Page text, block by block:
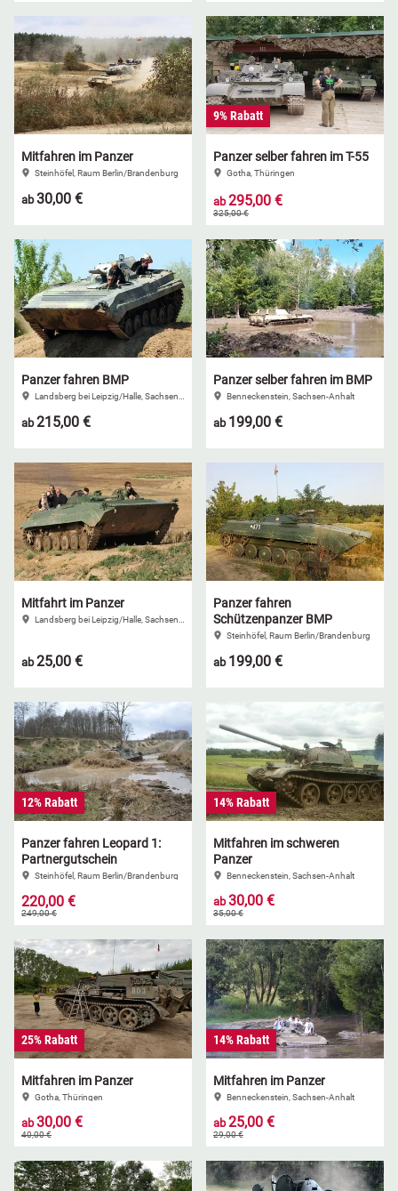
Mitfahren im Panzer
Steinhöfel, Raum Berlin/Brandenburg
ab30,00 €
9% Rabatt
Panzer selber fahren im T-55
Gotha, Thüringen
ab295,00 €
325,00 €
Panzer fahren BMP
Landsberg bei Leipzig/Halle, Sachsen-Anhalt
ab215,00 €
Panzer selber fahren im BMP
Benneckenstein, Sachsen-Anhalt
ab 199,00 €
Mitfahrt im Panzer
Landsberg bei Leipzig/Halle, Sachsen-Anhalt
ab25,00 €
Panzer fahren
Schützenpanzer BMP
Steinhöfel, Raum Berlin/Brandenburg
ab 199,00 €
12% Rabatt
Panzer fahren Leopard 1:
Partnergutschein
Steinhöfel, Raum Berlin/Brandenburg
220,00 €
249,00 €
14% Rabatt
Mitfahren im schweren
Panzer
Benneckenstein, Sachsen-Anhalt
ab30,00 €
35,00 €
25% Rabatt
Mitfahren im Panzer
Gotha, Thüringen
ab30,00 €
40,00 €
14% Rabatt
Mitfahren im Panzer
Benneckenstein, Sachsen-Anhalt
ab25,00 €
29,00 €